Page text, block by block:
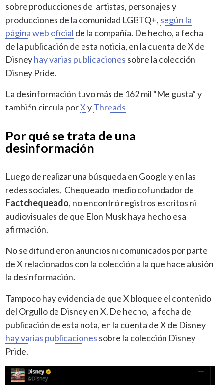
sobre producciones de artistas, personajes y
producciones de la comunidad LGBTQ+, según la
página web oficial de la compañía. De hecho, a fecha
de la publicación de esta noticia, en la cuenta de X de
Disneyhay varias publicaciones sobre la colección
Disney Pride.
La desinformación tuvo más de 162 mil “Me gusta” y
también circula porXyThreads.
Por qué se trata de una
desinformación
Luego de realizar una búsqueda en Google y en las
redes sociales, Chequeado, medio cofundador de
Factchequeado, no encontró registros escritos ni
audiovisuales de que Elon Musk haya hecho esa
afirmación.
No se difundieron anuncios ni comunicados por parte
de X relacionados con la colección a la que hace alusión
la desinformación.
Tampoco hay evidencia de que X bloquee el contenido
del Orgullo de Disney en X. De hecho, a fecha de
publicación de esta nota, en la cuenta de X de Disney
hay varias publicaciones sobre la colección Disney
Pride.